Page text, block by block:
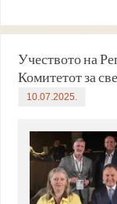
Учеството на
Комитетот за
10.07.2025.